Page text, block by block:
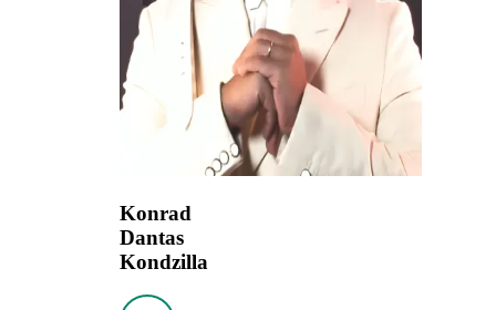
Konrad
Dantas
Kondzilla